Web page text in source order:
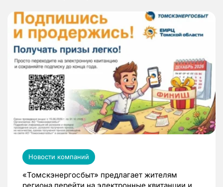
Новости компаний
«Томскэнергосбыт» предлагает жителям